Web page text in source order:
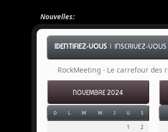
Nouvelles:
IDENTIFIEZ-VOUS |INSCRIVEZ-VOUS
RockMeeting - Le carrefour des
NOVEMBRE 2024
D L M M J V S
1
2